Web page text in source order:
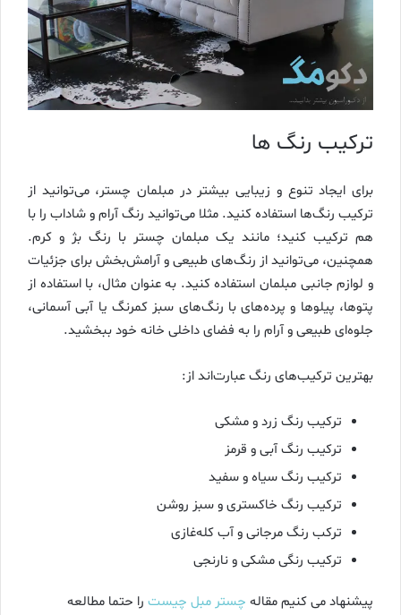
ترکیب رنگ‌ ها
برای ایجاد تنوع و زیبایی بیشتر در مبلمان چستر، می‌توانید از
ترکیب رنگ‌ها استفاده کنید. مثلا می‌توانید رنگ آرام و شاداب را با
هم ترکیب کنید؛ مانند یک مبلمان چستر با رنگ بژ و کرم.
همچنین، می‌توانید از رنگ‌های طبیعی و آرامش‌بخش برای جزئیات
و لوازم جانبی مبلمان استفاده کنید. به عنوان مثال، با استفاده از
پتوها، پیلوها و پرده‌های با رنگ‌های سبز کمرنگ یا آبی آسمانی،
جلوه‌ای طبیعی و آرام را به فضای داخلی خانه خود ببخشید.
بهترین ترکیب‌های رنگ عبارت‌اند از:
ترکیب رنگ زرد و مشکی
ترکیب رنگ آبی و قرمز
ترکیب رنگ سیاه و سفید
ترکیب رنگ خاکستری و سبز روشن
ترکب رنگ مرجانی و آب کله‌غازی
ترکیب رنگی مشکی و نارنجی
پیشنهاد می کنیم مقاله چستر مبل چیست را حتما مطالعه